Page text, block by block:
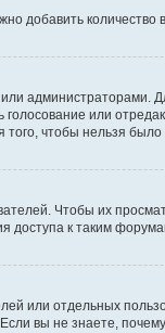
добавить
или
чтобы нельзя
Чтобы их
доступа к таким
или отдельных
вы не знаете,